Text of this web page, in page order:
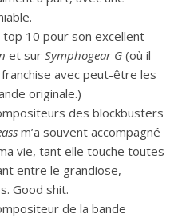
10 pour son excellent
et sur Symphogear G (où il
avec peut-être les
originale.)
des blockbusters
m’a souvent accompagné
vie, tant elle touche toutes
entre le grandiose,
Good shit.
de la bande